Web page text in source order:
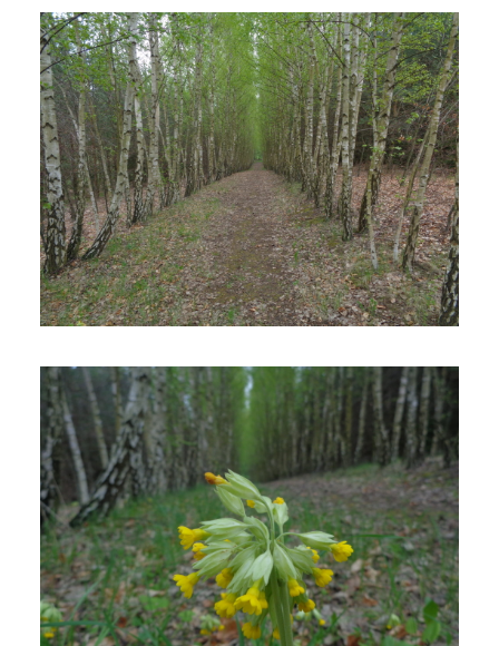
Eksplorowanie Oruńskich
wzgórz – doliny i widoki
6 września 2018
3 min czytania